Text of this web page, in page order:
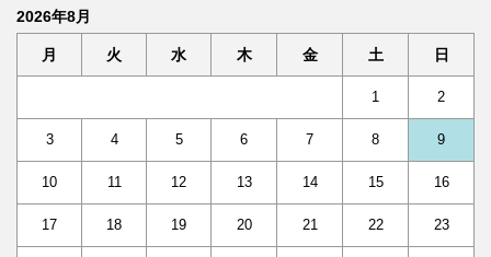
2026年8月
月 火 水 木 金 土 日
1 2
3 4 5 6 7 8 9
10 11 12 13 14 15 16
17 18 19 20 21 22 23